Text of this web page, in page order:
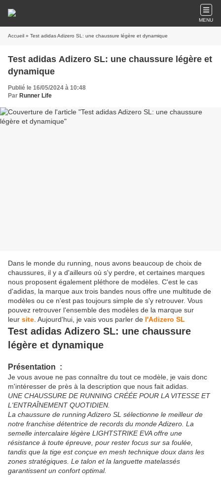
MENU
Accueil » Test adidas Adizero SL: une chaussure légère et dynamique
Test adidas Adizero SL: une chaussure légère et
dynamique
Publié le 16/05/2024 à 10:48
Par Runner Life
Dans le monde du running, nous avons beaucoup de choix de
chaussures, il y a d'ailleurs où s'y perdre, et certaines marques
nous proposent également pléthore de modèles. C'est le cas
d'adidas, la marque aux trois bandes nous offre une multitude de
modèles ou ce n'est pas toujours simple de s'y retrouver. Vous
pouvez retrouver l'ensemble des modèles de la marque sur
leur site . Aujourd'hui, je vais vous parler de l'Adizero SL
Test adidas Adizero SL: une chaussure
légère et dynamique
Présentation :
Je vous avoue ne pas connaître du tout ce modèle, je vais donc
m'intéresser de près à la description que nous fait adidas.
UNE CHAUSSURE DE RUNNING CRÉÉE POUR LA VITESSE ET
L'ENTRAÎNEMENT QUOTIDIEN.
La chaussure de running Adizero SL sélectionne le meilleur de
notre franchise détentrice de records du monde Adizero. La
semelle intercalaire légère LIGHTSTRIKE EVA offre une
résistance à toute épreuve, pour rester focus sur sa foulée,
tandis que la tige est conçue en mesh technique doux dans les
zones stratégiques. Le talon et la languette matelassés
garantissent un confort optimal.